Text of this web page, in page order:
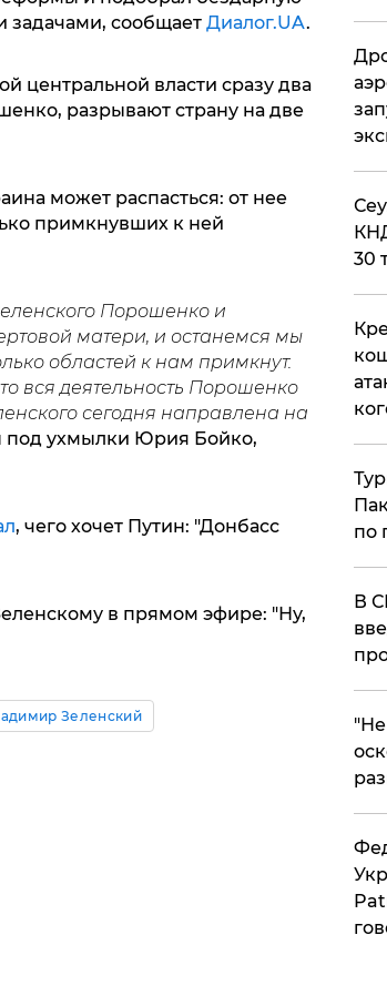
задачами, сообщает Диалог.UA.
центральной власти сразу два
разрывают страну на две
может распасться: от нее
примкнувших к ней
Порошенко и
матери, и останемся мы
областей к нам примкнут.
вся деятельность Порошенко
сегодня направлена на
под ухмылки Юрия Бойко,
, чего хочет Путин: "Донбасс
в прямом эфире: "Ну,
Зеленский
30
по
В